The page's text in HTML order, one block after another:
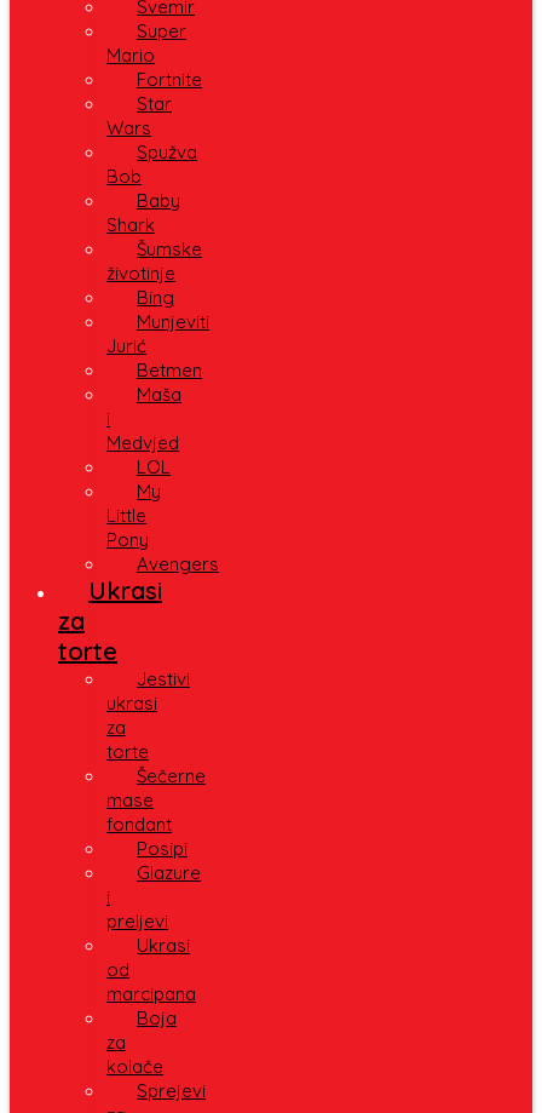
Svemir
Super
Mario
Fortnite
Star
Wars
Spužva
Bob
Baby
Shark
Šumske
životinje
Bing
Munjeviti
Jurić
Betmen
Maša
i
Medvjed
LOL
My
Little
Pony
Avengers
Ukrasi
za
torte
Jestivi
ukrasi
za
torte
Šečerne
mase
fondant
Posipi
Glazure
i
preljevi
Ukrasi
od
marcipana
Boja
za
kolače
Sprejevi